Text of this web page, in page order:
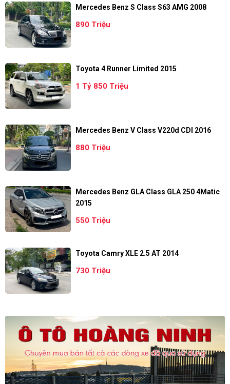
Mercedes Benz S Class S63 AMG 2008
890 Triệu
Toyota 4 Runner Limited 2015
1 Tỷ 850 Triệu
Mercedes Benz V Class V220d CDI 2016
880 Triệu
Mercedes Benz GLA Class GLA 250 4Matic
2015
550 Triệu
Toyota Camry XLE 2.5 AT 2014
730 Triệu